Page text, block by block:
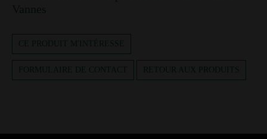
Vannes
CE PRODUIT M'INTÉRESSE
FORMULAIRE DE CONTACT RETOUR AUX PRODUITS